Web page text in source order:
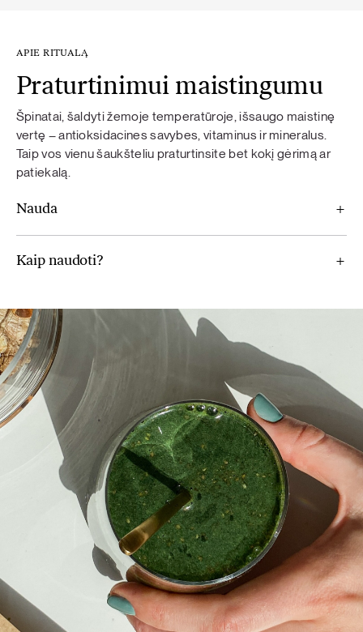
APIE RITUALĄ
Praturtinimui maistingumu
Špinatai, šaldyti žemoje temperatūroje, išsaugo maistinę
vertę – antioksidacines savybes, vitaminus ir mineralus.
Taip vos vienu šaukšteliu praturtinsite bet kokį gėrimą ar
patiekalą.
Nauda
Kaip naudoti?